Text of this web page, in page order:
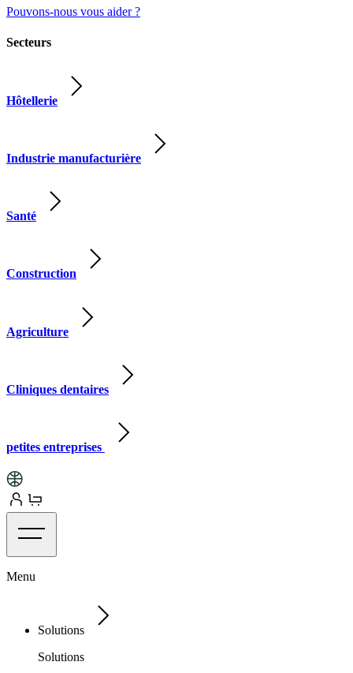
Pouvons-nous vous aider ?
Secteurs
Hôtellerie
Industrie manufacturière
Santé
Construction
Agriculture
Cliniques dentaires
petites entreprises
Menu
Solutions
Solutions